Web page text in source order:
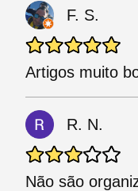
F. S.
Artigos muito
R. N.
Não são